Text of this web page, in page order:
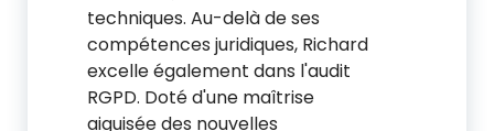
techniques. Au-delà de ses
compétences juridiques, Richard
excelle également dans l'audit
RGPD. Doté d'une maîtrise
aiguisée des nouvelles